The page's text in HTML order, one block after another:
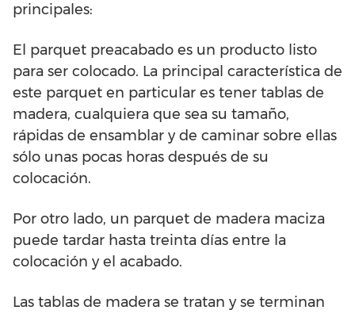
principales:
El parquet preacabado es un producto listo
para ser colocado. La principal característica de
este parquet en particular es tener tablas de
madera, cualquiera que sea su tamaño,
rápidas de ensamblar y de caminar sobre ellas
sólo unas pocas horas después de su
colocación.
Por otro lado, un parquet de madera maciza
puede tardar hasta treinta días entre la
colocación y el acabado.
Las tablas de madera se tratan y se terminan